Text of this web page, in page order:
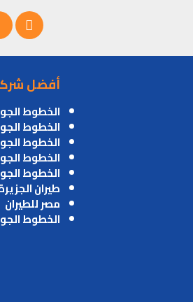
أفضل
الخطوط
الخطوط
الخطوط
الخطوط
الخطوط
طيران
مصر للطيران
الخطوط